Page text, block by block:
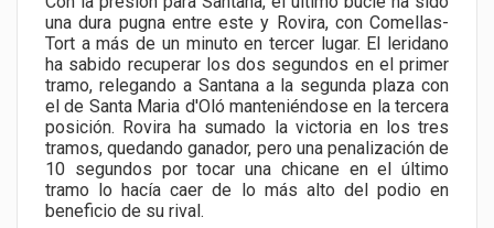
una dura pugna entre este y Rovira, con Comellas-
Tort a más de un minuto en tercer lugar. El leridano
ha sabido recuperar los dos segundos en el primer
tramo, relegando a Santana a la segunda plaza con
el de Santa Maria d'Oló manteniéndose en la tercera
posición. Rovira ha sumado la victoria en los tres
tramos, quedando ganador, pero una penalización de
10 segundos por tocar una chicane en el último
tramo lo hacía caer de lo más alto del podio en
beneficio de su rival.